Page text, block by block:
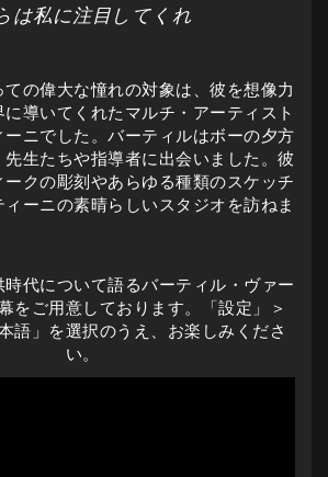
は私に注目してくれ
の偉大な憧れの対象は、彼を想像力
導いてくれたマルチ・アーティスト
ニでした。バーティルはボーの夕方
生たちや指導者に出会いました。彼
ークの彫刻やあらゆる種類のスケッチ
ーニの素晴らしいスタジオを訪ねま
時代について語るバーティル・ヴァー
をご用意しております。「設定」＞
語」を選択のうえ、お楽しみくださ
い。